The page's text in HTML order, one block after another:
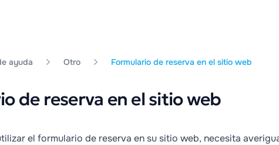
ayuda Otro Formulario de reserva en el sitio web
de reserva en el sitio web
el formulario de reserva en su sitio web, necesita